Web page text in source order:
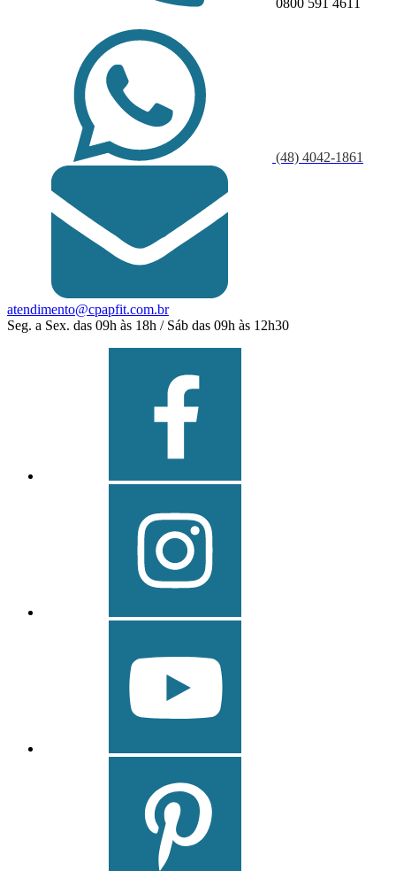
0800 591 4611
(48) 4042-1861
atendimento@cpapfit.com.br
Seg. a Sex. das 09h às 18h / Sáb das 09h às 12h30